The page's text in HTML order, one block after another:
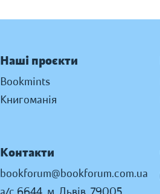
Наші проєкти
Bookmints
Книгоманія
Контакти
bookforum@bookforum.com.ua